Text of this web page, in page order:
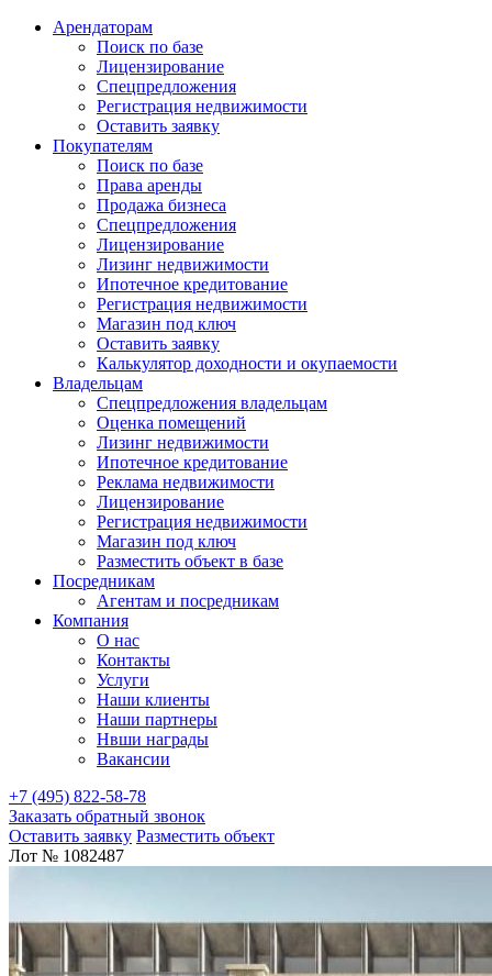
Арендаторам
Поиск по базе
Лицензирование
Спецпредложения
Регистрация недвижимости
Оставить заявку
Покупателям
Поиск по базе
Права аренды
Продажа бизнеса
Спецпредложения
Лицензирование
Лизинг недвижимости
Ипотечное кредитование
Регистрация недвижимости
Магазин под ключ
Оставить заявку
Калькулятор доходности и окупаемости
Владельцам
Спецпредложения владельцам
Оценка помещений
Лизинг недвижимости
Ипотечное кредитование
Реклама недвижимости
Лицензирование
Регистрация недвижимости
Магазин под ключ
Разместить объект в базе
Посредникам
Агентам и посредникам
Компания
О нас
Контакты
Услуги
Наши клиенты
Наши партнеры
Нвши награды
Вакансии
+7 (495) 822-58-78
Заказать обратный звонок
Оставить заявку Разместить объект
Лот № 1082487